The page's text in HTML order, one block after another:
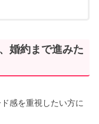
婚約まで進みた
感を重視したい方に